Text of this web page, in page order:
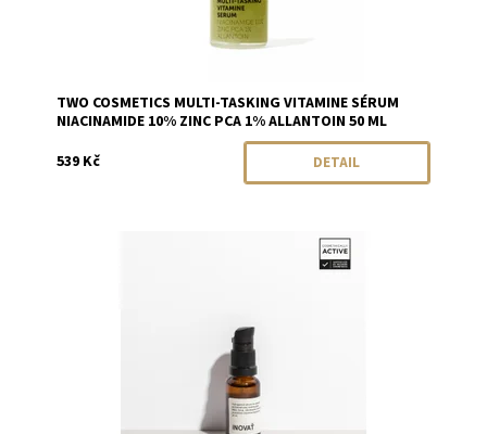
TWO COSMETICS MULTI-TASKING VITAMINE SÉRUM
NIACINAMIDE 10% ZINC PCA 1% ALLANTOIN 50 ML
539 Kč
DETAIL